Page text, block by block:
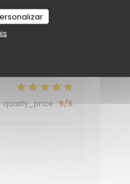
! On est en
quality_price : 5/5